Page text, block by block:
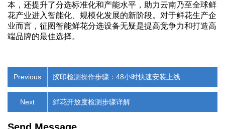
本，还提升了分选标准化和产能水平，助力云南乃至全球鲜
花产业进入智能化、规模化发展的新阶段。对于鲜花生产企
业而言，征图智能鲜花分选设备无疑是提高竞争力和打造高
端品牌的最佳选择。
Previous 胶印检测操作步骤：48小时快速安装上线
鲜花开放度检测步骤详解
Next